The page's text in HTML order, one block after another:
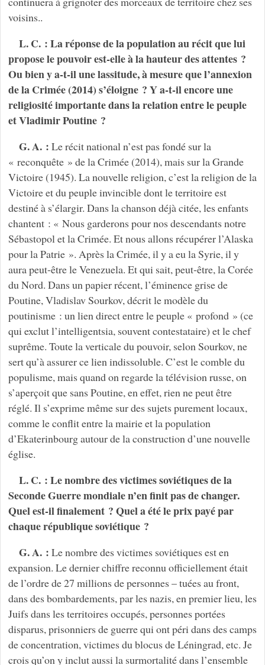
voisins..
L. C. : La réponse de la population au récit que lui
propose le pouvoir est-elle à la hauteur des attentes ?
Ou bien y a-t-il une lassitude, à mesure que l’annexion
de la Crimée (2014) s’éloigne ? Y a-t-il encore une
religiosité importante dans la relation entre le peuple
et Vladimir Poutine ?
G. A. : Le récit national n’est pas fondé sur la
« reconquête » de la Crimée (2014), mais sur la Grande
Victoire (1945). La nouvelle religion, c’est la religion de la
Victoire et du peuple invincible dont le territoire est
destiné à s’élargir. Dans la chanson déjà citée, les enfants
chantent : « Nous garderons pour nos descendants notre
Sébastopol et la Crimée. Et nous allons récupérer l’Alaska
pour la Patrie ». Après la Crimée, il y a eu la Syrie, il y
aura peut-être le Venezuela. Et qui sait, peut-être, la Corée
du Nord. Dans un papier récent, l’éminence grise de
Poutine, Vladislav Sourkov, décrit le modèle du
poutinisme : un lien direct entre le peuple « profond » (ce
qui exclut l’intelligentsia, souvent contestataire) et le chef
suprême. Toute la verticale du pouvoir, selon Sourkov, ne
sert qu’à assurer ce lien indissoluble. C’est le comble du
populisme, mais quand on regarde la télévision russe, on
s’aperçoit que sans Poutine, en effet, rien ne peut être
réglé. Il s’exprime même sur des sujets purement locaux,
comme le conflit entre la mairie et la population
d’Ekaterinbourg autour de la construction d’une nouvelle
église.
L. C. : Le nombre des victimes soviétiques de la
Seconde Guerre mondiale n’en finit pas de changer.
Quel est-il finalement ? Quel a été le prix payé par
chaque république soviétique ?
G. A. : Le nombre des victimes soviétiques est en
expansion. Le dernier chiffre reconnu officiellement était
de l’ordre de 27 millions de personnes – tuées au front,
dans des bombardements, par les nazis, en premier lieu, les
Juifs dans les territoires occupés, personnes portées
disparus, prisonniers de guerre qui ont péri dans des camps
de concentration, victimes du blocus de Léningrad, etc. Je
crois qu’on y inclut aussi la surmortalité dans l’ensemble